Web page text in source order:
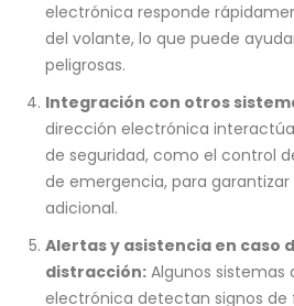
electrónica responde
del volante, lo que puede
peligrosas.
Integración con otros
dirección electrónica
de seguridad, como el control
de emergencia, para
adicional.
Alertas y asistencia en caso
distracción:Algunos sistemas
electrónica detectan signos